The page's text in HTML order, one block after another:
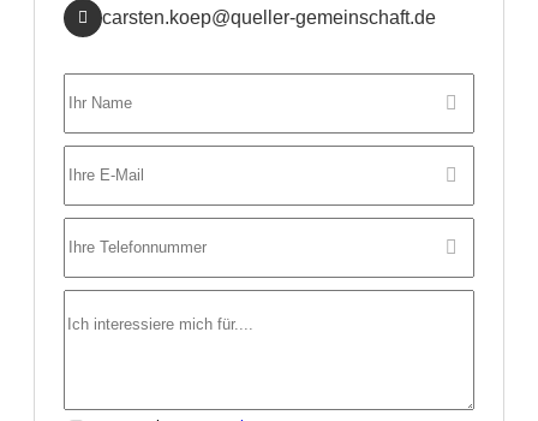
carsten.koep@queller-gemeinschaft.de